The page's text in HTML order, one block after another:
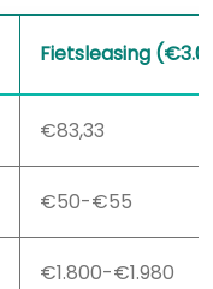
Fietsleasing
€83,33
€50-€55
€1.800-€1.980